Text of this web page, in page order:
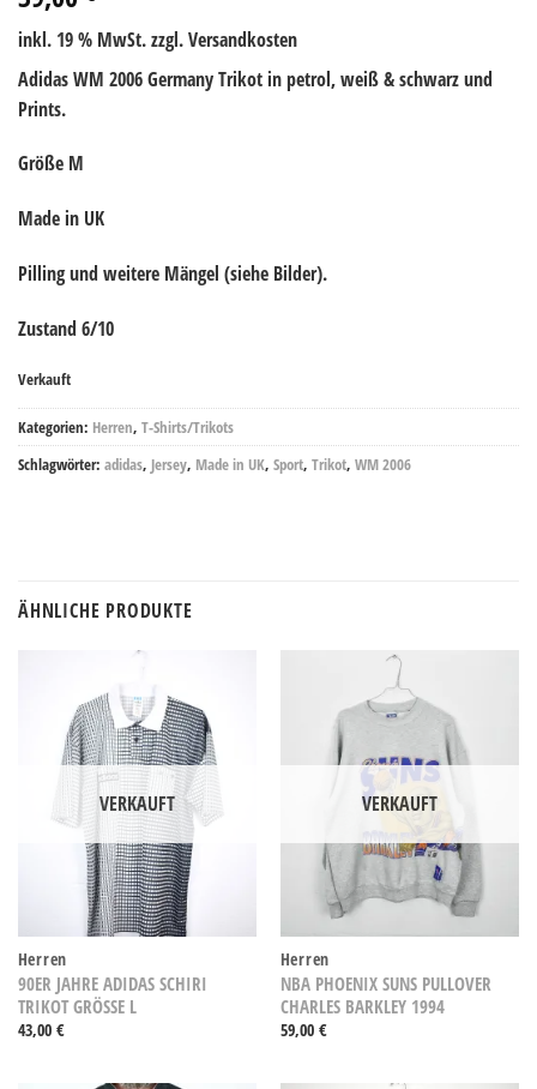
inkl. 19 % MwSt.zzgl. Versandkosten
Adidas WM 2006 Germany Trikot in petrol, weiß & schwarz und
Prints.
Größe M
Made in UK
Pillingund weitere Mängel (siehe Bilder).
Zustand 6/10
Verkauft
Kategorien: Herren, T-Shirts/Trikots
Schlagwörter: adidas, Jersey, Made in UK, Sport, Trikot, WM 2006
ÄHNLICHE PRODUKTE
VERKAUFT
Herren
90ER JAHRE ADIDAS SCHIRI
TRIKOT GRÖSSE L
43,00 €
VERKAUFT
Herren
NBA PHOENIX SUNS PULLOVER
CHARLES BARKLEY 1994
59,00 €